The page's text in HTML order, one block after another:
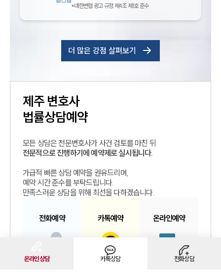
온라인상담 카톡상담 전화상담
*대한변협 광고 규정 제4조 제1호 준수
더 많은 강점 살펴보기
제주 변호사
법률상담예약
모든 상담은 전문변호사가 사건 검토를 마친 뒤
전문적으로 진행하기에 예약제로 실시됩니다.
가급적 빠른 상담 예약을 권유드리며,
예약 시간 준수를 부탁드립니다.
만족스러운 상담을 위해 최선을 다하겠습니다.
전화예약 카톡예약 온라인예약